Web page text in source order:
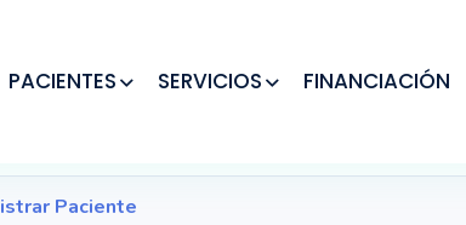
PACIENTES SERVICIOS FINANCIACIÓN